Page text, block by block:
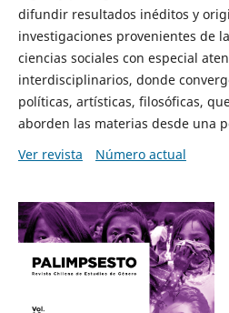
difundir resultados inéditos y
investigaciones provenientes de
ciencias sociales con especial
interdisciplinarios, donde
políticas, artísticas, filosóficas,
aborden las materias desde una
Ver revista
Número actual